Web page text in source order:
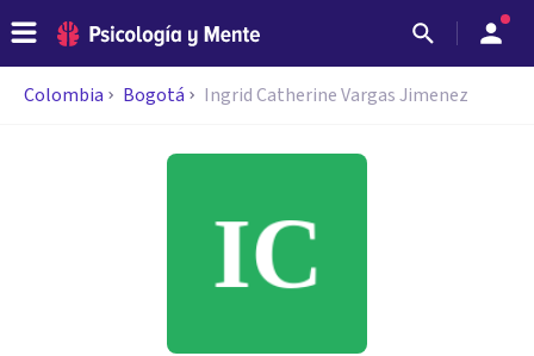
Colombia Bogotá Ingrid Catherine Vargas Jimenez